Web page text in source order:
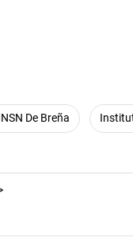
De Breña